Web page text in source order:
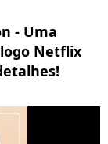
- Uma
Netflix